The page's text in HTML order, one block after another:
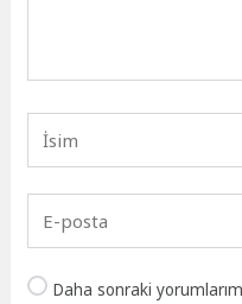
Daha sonraki